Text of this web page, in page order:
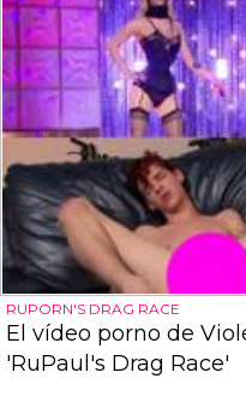
RUPORN'S DRAG RACE
El vídeo porno de
'RuPaul's Drag Race'